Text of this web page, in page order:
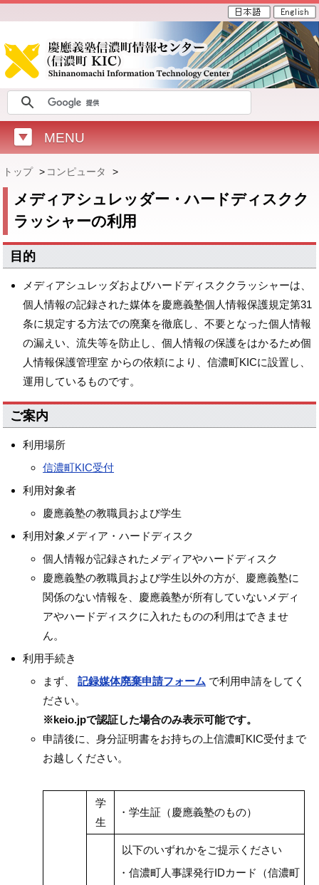
MENU
トップ > コンピュータ >
メディアシュレッダー・ハードディスクク
ラッシャーの利用
目的
メディアシュレッダおよびハードディスククラッシャーは、
個人情報の記録された媒体を慶應義塾個人情報保護規定第31
条に規定する方法での廃棄を徹底し、不要となった個人情報
の漏えい、流失等を防止し、個人情報の保護をはかるため個
人情報保護管理室 からの依頼により、信濃町KICに設置し、
運用しているものです。
ご案内
利用場所
信濃町KIC受付
利用対象者
慶應義塾の教職員および学生
利用対象メディア・ハードディスク
個人情報が記録されたメディアやハードディスク
慶應義塾の教職員および学生以外の方が、慶應義塾に
関係のない情報を、慶應義塾が所有していないメディ
アやハードディスクに入れたものの利用はできませ
ん。
利用手続き
まず、記録媒体廃棄申請フォーム で利用申請をしてく
ださい。
※keio.jpで認証した場合のみ表示可能です。
申請後に、身分証明書をお持ちの上信濃町KIC受付まで
お越しください。
学
生
・学生証（慶應義塾のもの）
以下のいずれかをご提示ください
・信濃町人事課発行IDカード（信濃町